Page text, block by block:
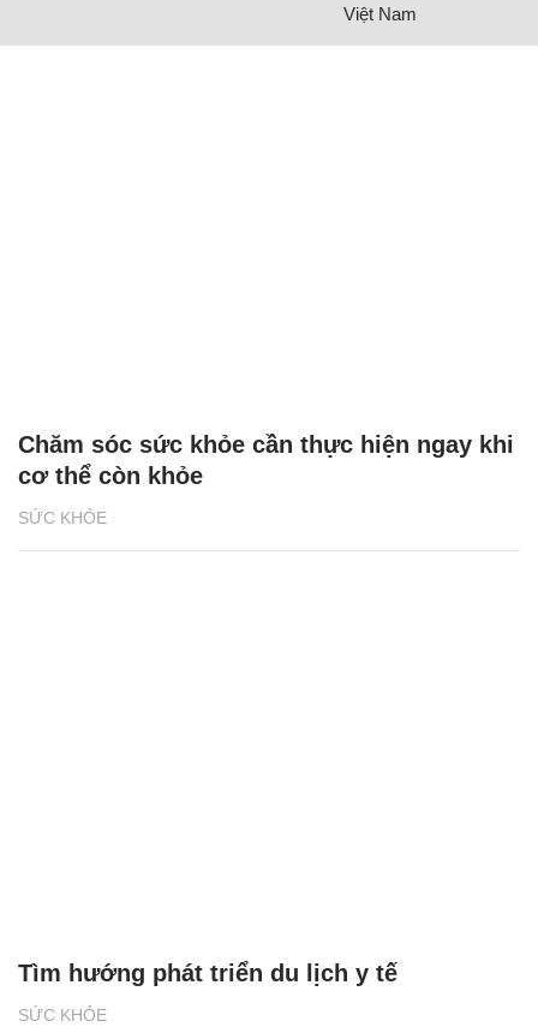
Việt Nam
SỨC KHỎE
Chăm sóc sức khỏe cần thực hiện ngay khi
cơ thể còn khỏe
SỨC KHỎE
Tìm hướng phát triển du lịch y tế